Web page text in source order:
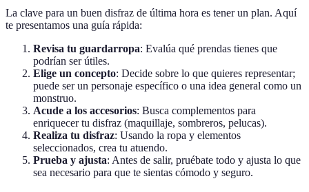
La clave para un buen disfraz de última hora es tener un plan. Aquí
te presentamos una guía rápida:
Revisa tu guardarropa: Evalúa qué prendas tienes que
podrían ser útiles.
Elige un concepto: Decide sobre lo que quieres representar;
puede ser un personaje específico o una idea general como un
monstruo.
Acude a los accesorios: Busca complementos para
enriquecer tu disfraz (maquillaje, sombreros, pelucas).
Realiza tu disfraz: Usando la ropa y elementos
seleccionados, crea tu atuendo.
Prueba y ajusta: Antes de salir, pruébate todo y ajusta lo que
sea necesario para que te sientas cómodo y seguro.